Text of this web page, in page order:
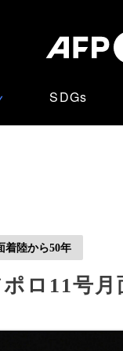
SDGs
着陸から50年
ロ11号